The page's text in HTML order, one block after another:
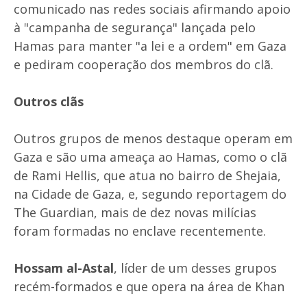
comunicado nas redes sociais afirmando apoio
à "campanha de segurança" lançada pelo
Hamas para manter "a lei e a ordem" em Gaza
e pediram cooperação dos membros do clã.
Outros clãs
Outros grupos de menos destaque operam em
Gaza e são uma ameaça ao Hamas, como o clã
de Rami Hellis, que atua no bairro de Shejaia,
na Cidade de Gaza, e, segundo reportagem do
The Guardian, mais de dez novas milícias
foram formadas no enclave recentemente.
Hossam al-Astal, líder de um desses grupos
recém-formados e que opera na área de Khan